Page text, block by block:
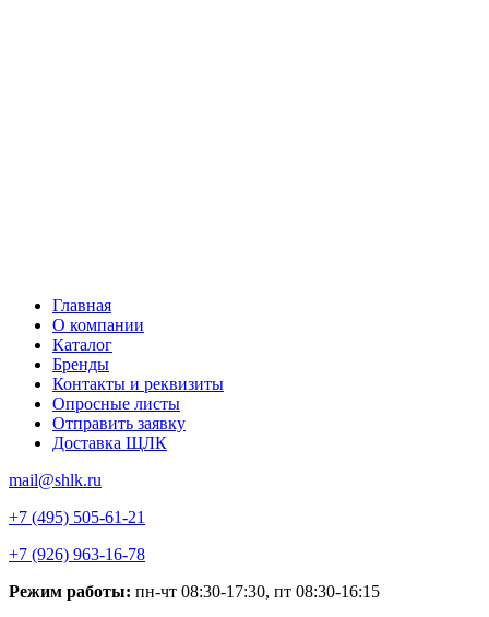
Главная
О компании
Каталог
Бренды
Контакты и реквизиты
Опросные листы
Отправить заявку
Доставка ЩЛК
mail@shlk.ru
+7 (495) 505-61-21
+7 (926) 963-16-78
Режим работы: пн-чт 08:30-17:30, пт 08:30-16:15